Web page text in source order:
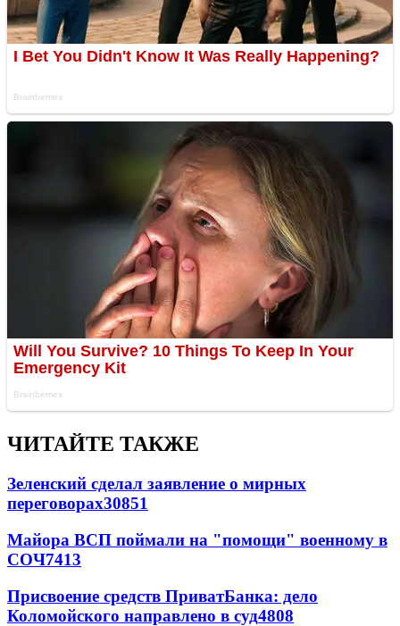
ЧИТАЙТЕ ТАКЖЕ
Зеленский сделал заявление о мирных
переговорах30851
Майора ВСП поймали на "помощи" военному в
СОЧ7413
Присвоение средств ПриватБанка: дело
Коломойского направлено в суд4808